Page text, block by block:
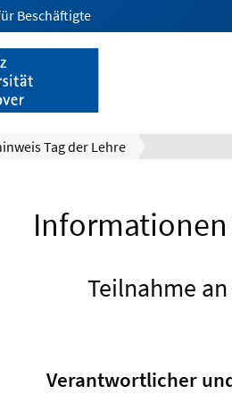
Beschäftigte
Tag der Lehre
Informationen
Teilnahme
Verantwortlicher